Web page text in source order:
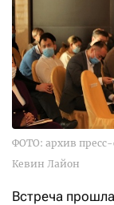
ФОТО: архив
Кевин Лайон
Встреча